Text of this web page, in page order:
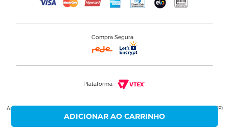
Compra Segura
Plataforma
Astra S/A 50.949.528/0001-80 - Rua Colégio Florence, 59 - Jardim Primavera - Jundiaí (SP)
Não atendemos ao público neste endereço.